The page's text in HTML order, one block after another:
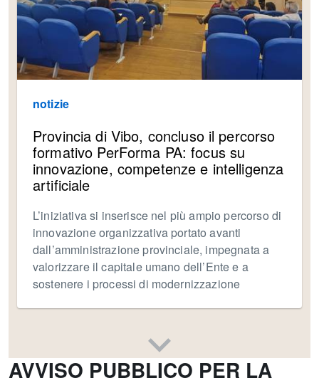
notizie
Provincia di Vibo, concluso il percorso
formativo PerForma PA: focus su
innovazione, competenze e intelligenza
artificiale
L’iniziativa si inserisce nel più ampio percorso di
innovazione organizzativa portato avanti
dall’amministrazione provinciale, impegnata a
valorizzare il capitale umano dell’Ente e a
sostenere i processi di modernizzazione
AVVISO PUBBLICO PER LA